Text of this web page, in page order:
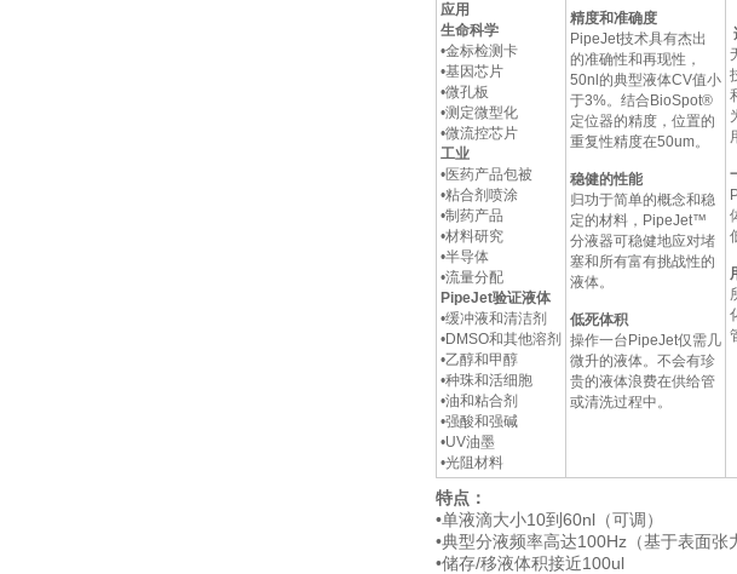
应用
生命科学
•金标检测卡
•基因芯片
•微孔板
•测定微型化
•微流控芯片
工业
•医药产品包被
•粘合剂喷涂
•制药产品
•材料研究
•半导体
•流量分配
PipeJet验证液体
•缓冲液和清洁剂
•DMSO和其他溶剂
•乙醇和甲醇
•种珠和活细胞
•油和粘合剂
•强酸和强碱
•UV油墨
•光阻材料
精度和准确度
PipeJet技术具有杰出
的准确性和再现性，
50nl的典型液体CV值小
于3%。结合BioSpot®
定位器的精度，位置的
重复性精度在50um。
稳健的性能
归功于简单的概念和稳
定的材料，PipeJet™
分液器可稳健地应对堵
塞和所有富有挑战性的
液体。
低死体积
操作一台PipeJet仅需几
微升的液体。不会有珍
贵的液体浪费在供给管
或清洗过程中。
特点：
•单液滴大小10到60nl（可调）
•典型分液频率高达100Hz（基于表面张
•储存/移液体积接近100ul